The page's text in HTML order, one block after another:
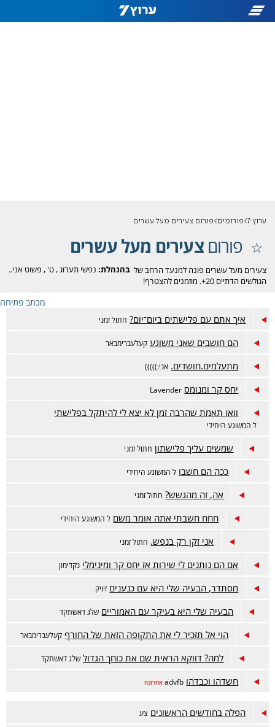
ערוץ 7 פורומים פורום צעירים מעל עשרים
פורוםצעירים מעל עשרים
בהנהלת: נפשי תערוג,ט', פשוט אני..
צעירים מעל עשרים פונה למנעד הרחב של
הגולשים הדתיים 20+. מוזמנים להצטרף!
מכתב פתיחה
איך אתם עם פלישתים ביום־יום? חתול זמני
הם חושבים שאני משוגע קעלעברימבאר
מתעלמים.חושדים. אני:)))))
יחס קר ומנומס Lavender
וואו תאמת שהרבה זמן לא יצא לי להיתקל בפלישתי
ל המשוגע היחידי
שמשים עליך פלישתון חתול זמני
ככה הם חשבו ל המשוגע היחידי
אה, זה מהגשש? חתול זמני
חחח חשבתי אתה אומר משם ל המשוגע היחידי
אני זקן רק בנפש. חתול זמני
אם הם נותנים לי שירות אז יחס קר ומינימלי נקדימון
מסתדר, הבעיה שלי היא עם כנענים זיויק
הבעיה שלי היא בעיקר עם האמוריים שלג דאשתקד
הוי אל תזכיר לי את התקופה הזאת של החורף קעלעברימבאר
למה? דווקא הראית שם את כוחך הגדול שלג דאשתקד
חשדהו וכבדהו advfb אחרונה
הפלה בחודשים הראשונים צע